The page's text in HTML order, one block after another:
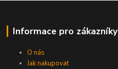
Informace pro zákazníky
O nás
Jak nakupovat